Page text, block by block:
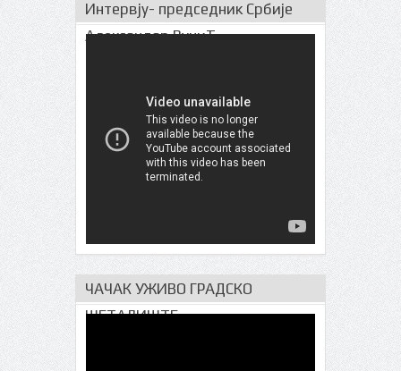
Интервју- председник Србије
Александар ВучиЋ
ЧАЧАК УЖИВО ГРАДСКО
ШЕТАЛИШТЕ